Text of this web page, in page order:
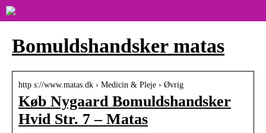
Bomuldshandsker matas
http s://www.matas.dk › Medicin & Pleje › Øvrig
Køb Nygaard Bomuldshandsker
Hvid Str. 7 – Matas